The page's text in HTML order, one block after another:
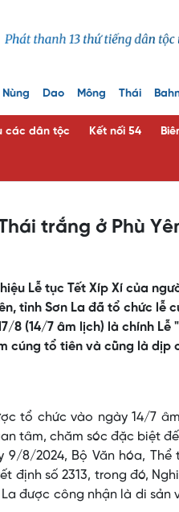
Dao Mông Thái
các dân tộc Kết nối 54
trắng ở Phù
Lễ tục Tết Xíp Xí của
tỉnh Sơn La đã tổ chức lễ
8 (14/7 âm lịch) là chính Lễ
cúng tổ tiên và cũng là dịp
tổ chức vào ngày 14/7
tâm, chăm sóc đặc biệt
8/2024, Bộ Văn hóa,
số 2313, trong đó,
La được công nhận là di